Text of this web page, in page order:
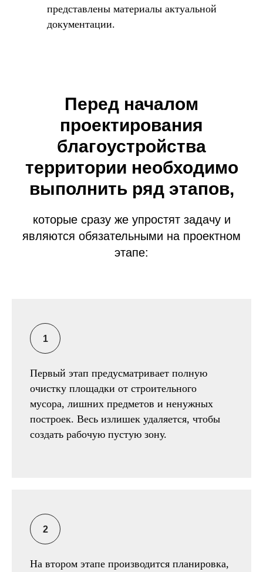
представлены материалы актуальной
документации.
Перед началом
проектирования
благоустройства
территории необходимо
выполнить ряд этапов,
которые сразу же упростят задачу и
являются обязательными на проектном
этапе:
Первый этап предусматривает полную
очистку площадки от строительного
мусора, лишних предметов и ненужных
построек. Весь излишек удаляется, чтобы
создать рабочую пустую зону.
На втором этапе производится планировка,